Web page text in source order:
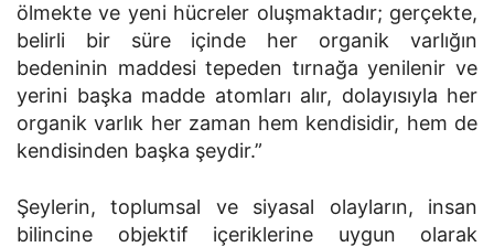
ölmekte ve yeni hücreler oluşmaktadır; gerçekte,
belirli bir süre içinde her organik varlığın
bedeninin maddesi tepeden tırnağa yenilenir ve
yerini başka madde atomları alır, dolayısıyla her
organik varlık her zaman hem kendisidir, hem de
kendisinden başka şeydir.”
Şeylerin, toplumsal ve siyasal olayların, insan
bilincine objektif içeriklerine uygun olarak